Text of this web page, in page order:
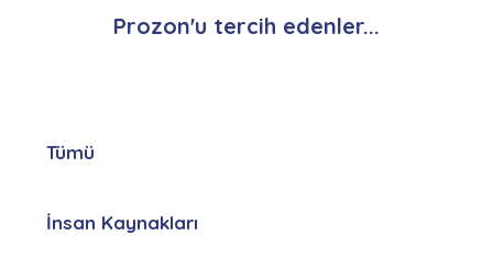
Prozon'u tercih edenler...
Tümü
İnsan Kaynakları